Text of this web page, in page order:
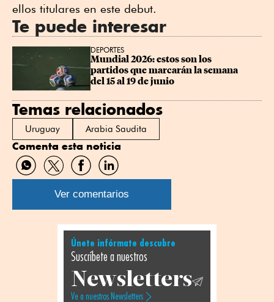
ellos titulares en este debut.
Te puede interesar
DEPORTES
Mundial 2026: estos son los
partidos que marcarán la semana
del 15 al 19 de junio
Temas relacionados
Uruguay Arabia Saudita
Comenta esta noticia
Compartir
por
WhatsApp
Compartir
por
Twitter
Compartir
por
Facebook
Compartir
por
Linkedin
Ver comentarios
Únete infórmate descubre
Suscríbete a nuestros
Newsletters
Ve a nuestros Newsletters